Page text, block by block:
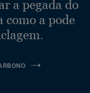
a pegada do
como a pode